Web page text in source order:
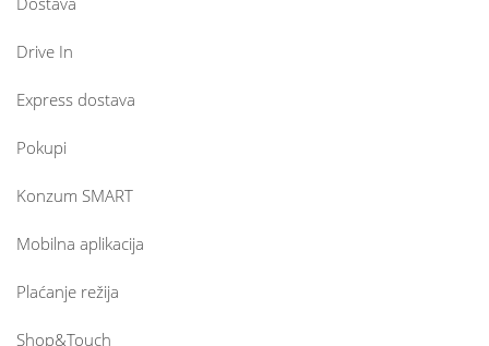
Drive In
Express dostava
Pokupi
Konzum SMART
Mobilna aplikacija
Plaćanje režija
Shop&Touch